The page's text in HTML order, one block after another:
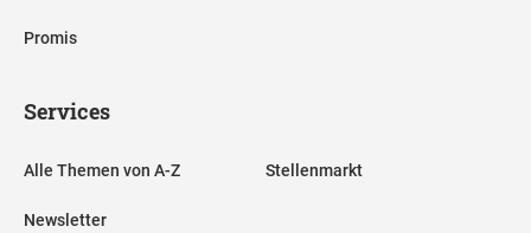
Promis
Services
Alle Themen von A-Z
Newsletter
Stellenmarkt